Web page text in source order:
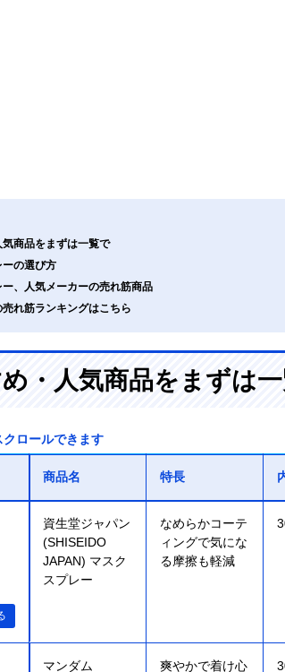
商品をまずは一覧で
の選び方
、人気メーカーの売れ筋商品
売れ筋ランキングはこちら
・人気商品をまずは
ロールできます
商品名 特長
資生堂ジャパン
(SHISEIDO
JAPAN) マスク
スプレー
なめらかコーテ
ィングで気にな
る摩擦も軽減
マンダム
爽やかで着け心